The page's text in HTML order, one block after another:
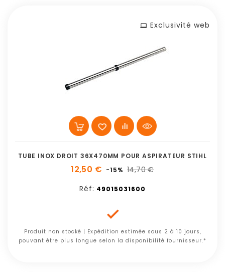
Exclusivité web
TUBE INOX DROIT 36X470MM POUR ASPIRATEUR STIHL
12,50 € -15% 14,70 €
Réf: 49015031600

Produit non stocké | Expédition estimée sous 2 à 10 jours,
pouvant être plus longue selon la disponibilité fournisseur.*